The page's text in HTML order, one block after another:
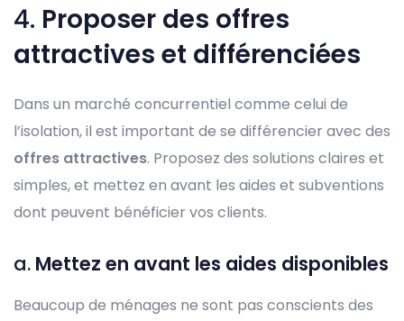
4. Proposer des offres
attractives et différenciées
Dans un marché concurrentiel comme celui de
l’isolation, il est important de se différencier avec des
offres attractives. Proposez des solutions claires et
simples, et mettez en avant les aides et subventions
dont peuvent bénéficier vos clients.
a. Mettez en avant les aides disponibles
Beaucoup de ménages ne sont pas conscients des